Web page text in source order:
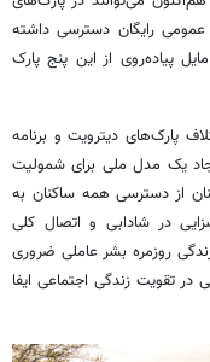
عمومی رایگان دسترسی داشته
فاصله نیم مایل پیاده‌روی از این پنج پارک
پارک‌های دیترویت و برنامه
یک مدل ملی برای شمولیت
از دسترسی همه ساکنان به
در شادابی و اتصال کلی
روزمره بشر عاملی ضروری
تقویت زندگی اجتماعی ایفا